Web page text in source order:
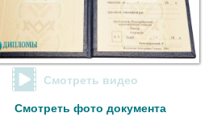
Смотреть видео
Смотреть фото документа